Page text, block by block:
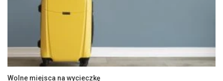
Wolne miejsca na wycieczkę